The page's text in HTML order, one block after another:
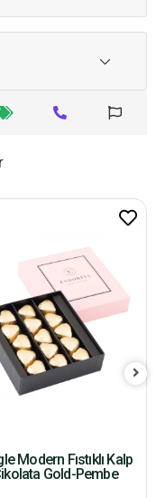
Modern Fıstıklı Kalp
Gold-Pembe